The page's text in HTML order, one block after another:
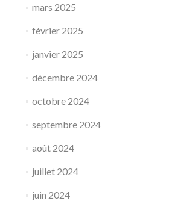
mars 2025
février 2025
janvier 2025
décembre 2024
octobre 2024
septembre 2024
août 2024
juillet 2024
juin 2024